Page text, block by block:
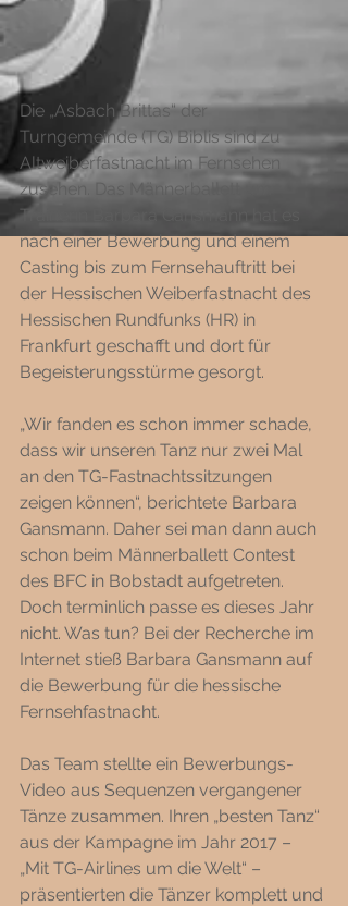
Die „Asbach Brittas“ der
Turngemeinde (TG) Biblis sind zu
Altweiberfastnacht im Fernsehen
zusehen. Das Männerballett um
Trainerin Barbara Gansmann hat es
nach einer Bewerbung und einem
Casting bis zum Fernsehauftritt bei
der Hessischen Weiberfastnacht des
Hessischen Rundfunks (HR) in
Frankfurt geschafft und dort für
Begeisterungsstürme gesorgt.
„Wir fanden es schon immer schade,
dass wir unseren Tanz nur zwei Mal
an den TG-Fastnachtssitzungen
zeigen können“, berichtete Barbara
Gansmann. Daher sei man dann auch
schon beim Männerballett Contest
des BFC in Bobstadt aufgetreten.
Doch terminlich passe es dieses Jahr
nicht. Was tun? Bei der Recherche im
Internet stieß Barbara Gansmann auf
die Bewerbung für die hessische
Fernsehfastnacht.
Das Team stellte ein Bewerbungs-
Video aus Sequenzen vergangener
Tänze zusammen. Ihren „besten Tanz“
aus der Kampagne im Jahr 2017 –
„Mit TG-Airlines um die Welt“ –
präsentierten die Tänzer komplett und